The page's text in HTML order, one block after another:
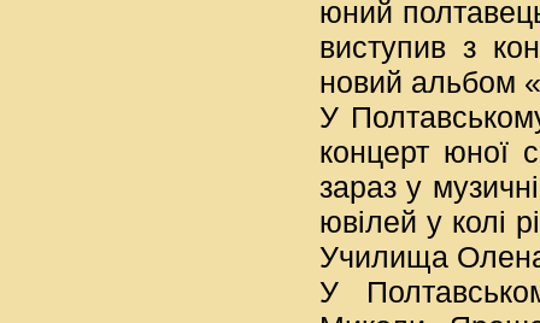
юний
виступив з
новий альбом
У
концерт юної
зараз у
ювілей у колі
Училища
У